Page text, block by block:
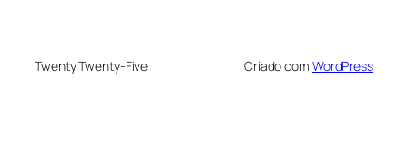
Twenty Twenty-Five Criado com WordPress